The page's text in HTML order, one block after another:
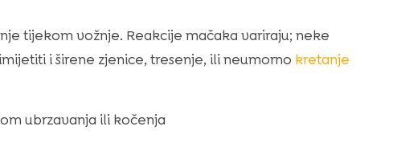
tijekom vožnje. Reakcije mačaka variraju; neke
i širene zjenice, tresenje, ili neumorno kretanje
ubrzavanja ili kočenja